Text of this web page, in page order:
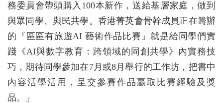
務委員會帶頭購入100本新作，送給基層家庭，做到
與眾同學、與民共學。香港菁英會骨幹成員正在籌辦
的『區區有旅遊AI 藝術作品比賽』就是給同學們實
踐《AI與數字教育：跨領域的同創共學》內實務技
巧，期待同學參加在7月或8月舉行的工作坊，把書中
內容活學活用，呈交參賽作品贏取比賽經驗及獎
品。」